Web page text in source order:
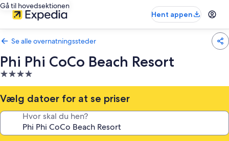
Gå til hovedsektionen
Hent appen
Se alle overnatningssteder
Phi Phi CoCo Beach Resort
4.0-
stjernet
overnatningssted
Vælg datoer for at se priser
Hvor skal du hen?